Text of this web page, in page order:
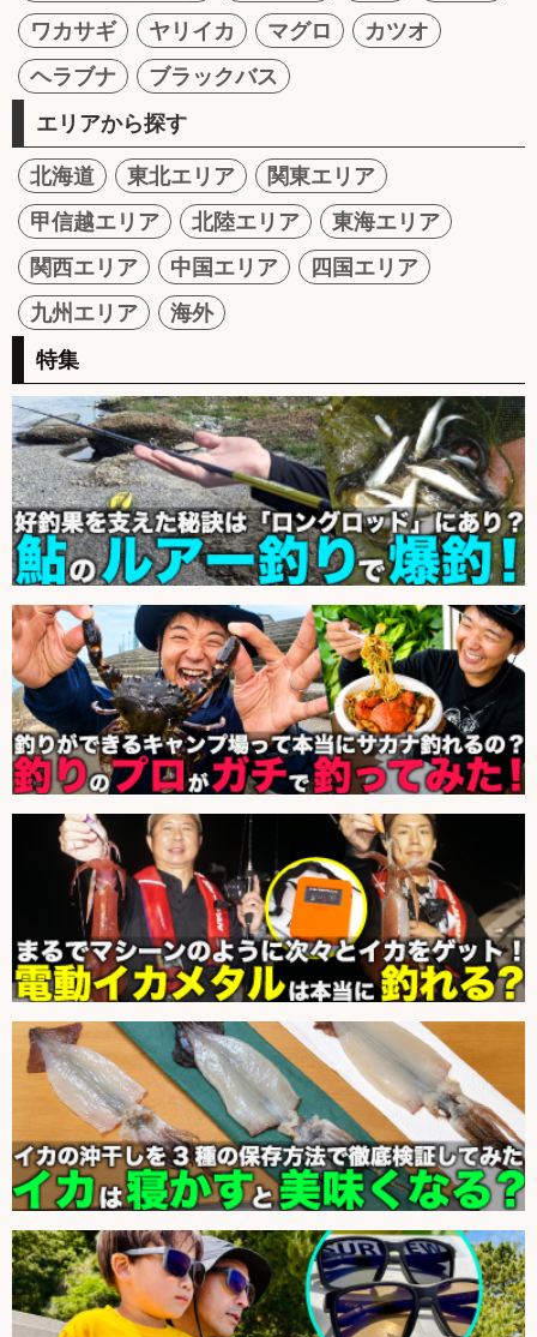
ワカサギ
ヤリイカ マグロ
カツオ
ヘラブナ
ブラックバス
エリアから探す
北海道 東北エリア
関東エリア
甲信越エリア
北陸エリア
東海エリア
関西エリア
中国エリア
四国エリア
九州エリア
海外
特集